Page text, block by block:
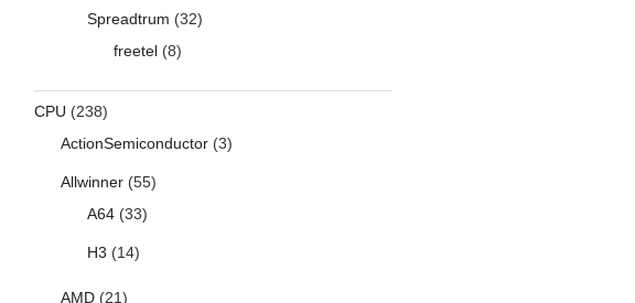
Spreadtrum (32)
freetel(8)
CPU (238)
ActionSemiconductor(3)
Allwinner(55)
A64(33)
H3 (14)
AMD(21)